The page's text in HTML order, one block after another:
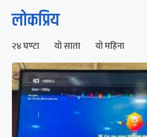
लोकप्रिय
२४ घण्टा यो साता यो महिना